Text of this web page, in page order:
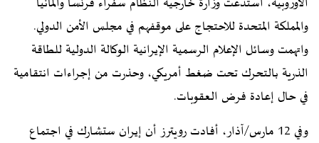
والمملكة المتحدة للاحتجاج على موقفهم في مجلس الأمن الدولي.
واتهمت وسائل الإعلام الرسمية الإيرانية الوكالة الدولية للطاقة
الذرية بالتحرك تحت ضغط أمريكي، وحذرت من إجراءات انتقامية
في حال إعادة فرض العقوبات.
وفي 12 مارس/آذار، أفادت رويترز أن إيران ستشارك في اجتماع